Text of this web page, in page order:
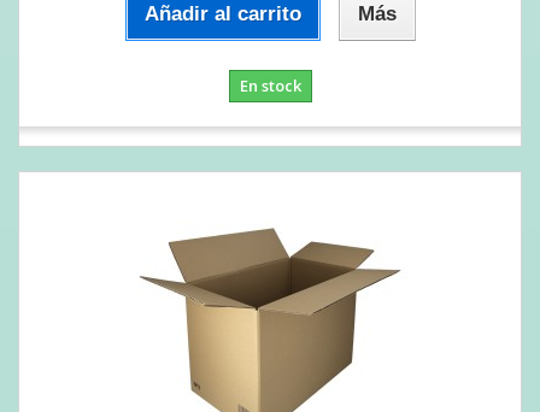
Añadir al carrito Más
En stock